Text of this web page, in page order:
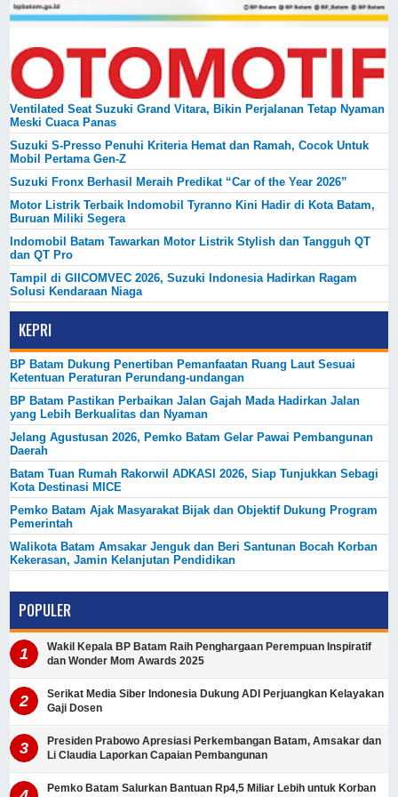
Ventilated Seat Suzuki Grand Vitara, Bikin Perjalanan Tetap Nyaman
Meski Cuaca Panas
Suzuki S-Presso Penuhi Kriteria Hemat dan Ramah, Cocok Untuk
Mobil Pertama Gen-Z
Suzuki Fronx Berhasil Meraih Predikat “Car of the Year 2026”
Motor Listrik Terbaik Indomobil Tyranno Kini Hadir di Kota Batam,
Buruan Miliki Segera
Indomobil Batam Tawarkan Motor Listrik Stylish dan Tangguh QT
dan QT Pro
Tampil di GIICOMVEC 2026, Suzuki Indonesia Hadirkan Ragam
Solusi Kendaraan Niaga
KEPRI
BP Batam Dukung Penertiban Pemanfaatan Ruang Laut Sesuai
Ketentuan Peraturan Perundang-undangan
BP Batam Pastikan Perbaikan Jalan Gajah Mada Hadirkan Jalan
yang Lebih Berkualitas dan Nyaman
Jelang Agustusan 2026, Pemko Batam Gelar Pawai Pembangunan
Daerah
Batam Tuan Rumah Rakorwil ADKASI 2026, Siap Tunjukkan Sebagi
Kota Destinasi MICE
Pemko Batam Ajak Masyarakat Bijak dan Objektif Dukung Program
Pemerintah
Walikota Batam Amsakar Jenguk dan Beri Santunan Bocah Korban
Kekerasan, Jamin Kelanjutan Pendidikan
POPULER
Wakil Kepala BP Batam Raih Penghargaan Perempuan Inspiratif
dan Wonder Mom Awards 2025
Serikat Media Siber Indonesia Dukung ADI Perjuangkan Kelayakan
Gaji Dosen
Presiden Prabowo Apresiasi Perkembangan Batam, Amsakar dan
Li Claudia Laporkan Capaian Pembangunan
Pemko Batam Salurkan Bantuan Rp4,5 Miliar Lebih untuk Korban